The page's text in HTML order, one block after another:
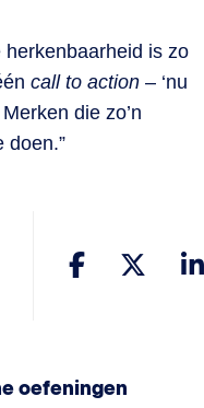
herkenbaarheid is zo
call to action – ‘nu
die zo’n
doen.”
oefeningen